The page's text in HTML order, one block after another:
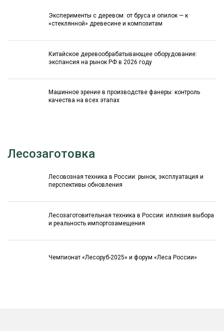
Эксперименты с деревом: от бруса и опилок — к
«стеклянной» древесине и композитам
Китайское деревообрабатывающее оборудование:
экспансия на рынок РФ в 2026 году
Машинное зрение в производстве фанеры: контроль
качества на всех этапах
Лесозаготовка
Лесовозная техника в России: рынок, эксплуатация и
перспективы обновления
Лесозаготовительная техника в России: иллюзия выбора
и реальность импортозамещения
Чемпионат «Лесоруб-2025» и форум «Леса России»